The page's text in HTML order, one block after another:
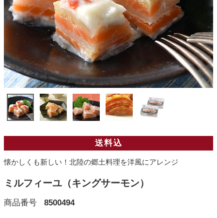
送料込
懐かしくも新しい！北陸の郷土料理を洋風にアレンジ
ミルフィーユ（キングサーモン）
商品番号 8500494